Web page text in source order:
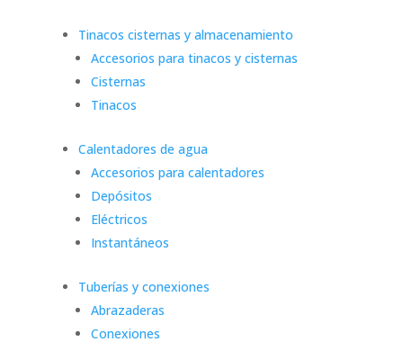
Tinacos cisternas y almacenamiento
Accesorios para tinacos y cisternas
Cisternas
Tinacos
Calentadores de agua
Accesorios para calentadores
Depósitos
Eléctricos
Instantáneos
Tuberías y conexiones
Abrazaderas
Conexiones